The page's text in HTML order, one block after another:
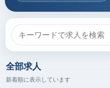
全部求人
新着順に表示しています